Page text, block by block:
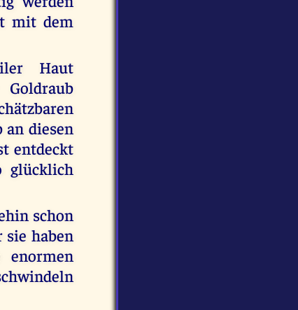
mit dem
Haut
an diesen
entdeckt
glücklich
schon
sie haben